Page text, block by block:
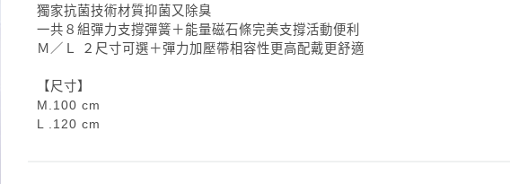
獨家抗菌技術材質抑菌又除臭
一共８組彈力支撐彈簧＋能量磁石條完美支撐活動便利
Ｍ／Ｌ ２尺寸可選＋彈力加壓帶相容性更高配戴更舒適
【尺寸】
M.100 cm
L .120 cm